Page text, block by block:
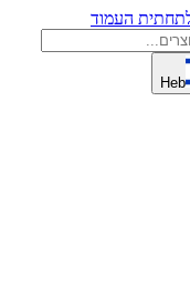
העמוד
Heb